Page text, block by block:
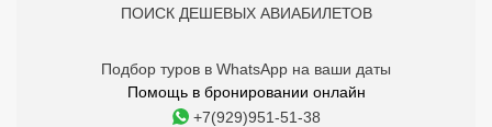
ПОИСК ДЕШЕВЫХ АВИАБИЛЕТОВ
Подбор туров в WhatsApp на ваши даты
Помощь в бронировании онлайн
+7(929)951-51-38